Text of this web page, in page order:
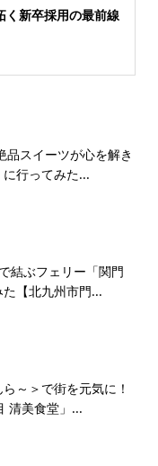
く新卒採用の最前線
品スイーツが心を解き
行ってみた...
結ぶフェリー「関門
【北九州市門...
～＞で街を元気に！
清美食堂」...